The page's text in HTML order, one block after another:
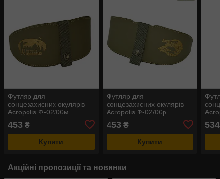
Футляр для
сонцезахисних окулярів
Acropolis Ф-02/06м
453 ₴
Купити
Футляр для
сонцезахисних окулярів
Acropolis Ф-02/06р
453 ₴
Купити
534
Акційні пропозиції та новинки